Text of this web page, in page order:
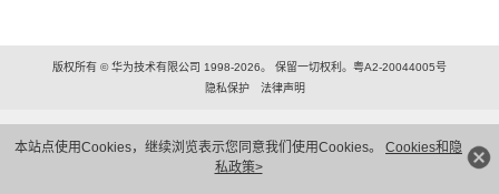
本站点使用Cookies，继续浏览表示您同意我们使用Cookies。 Cookies和隐
私政策>
版权所有 © 华为技术有限公司 1998-2026。 保留一切权利。粤A2-20044005号
隐私保护
法律声明